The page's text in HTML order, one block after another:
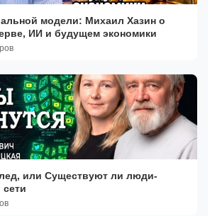
модели: Михаил Хазин о
ИИ и будущем экономики
или Существуют ли люди-